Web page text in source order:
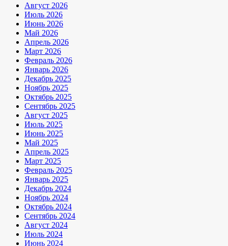
Август 2026
Июль 2026
Июнь 2026
Май 2026
Апрель 2026
Март 2026
Февраль 2026
Январь 2026
Декабрь 2025
Ноябрь 2025
Октябрь 2025
Сентябрь 2025
Август 2025
Июль 2025
Июнь 2025
Май 2025
Апрель 2025
Март 2025
Февраль 2025
Январь 2025
Декабрь 2024
Ноябрь 2024
Октябрь 2024
Сентябрь 2024
Август 2024
Июль 2024
Июнь 2024